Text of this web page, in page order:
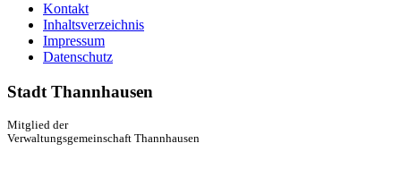
Kontakt
Inhaltsverzeichnis
Impressum
Datenschutz
Stadt Thannhausen
Mitglied der
Verwaltungsgemeinschaft Thannhausen